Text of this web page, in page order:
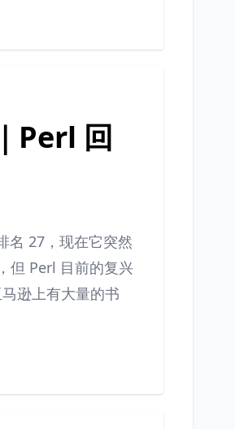
Perl 回
名 27，现在它突然
但 Perl 目前的复兴
逊上有大量的书